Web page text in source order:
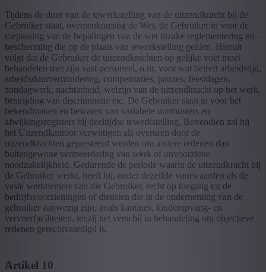
Tijdens de duur van de tewerkstelling van de uitzendkracht bij de
Gebruiker staat, overeenkomstig de Wet, de Gebruiker in voor de
toepassing van de bepalingen van de wet inzake reglementering en -
bescherming die op de plaats van tewerkstelling gelden. Hieruit
volgt dat de Gebruiker de uitzendkrachten op gelijke voet moet
behandelen met zijn vast personeel, o.m. voor wat betreft arbeidstijd,
arbeidsduurvermindering, compensaties, pauzes, feestdagen,
zondagwerk, nachtarbeid, welzijn van de uitzendkracht op het werk,
bestrijding van discriminatie etc. De Gebruiker staat in voor het
bekendmaken en bewaren van variabele uurroosters en
afwijkingsregisters bij deeltijdse tewerkstelling. Bovendien zal hij
het Uitzendkantoor verwittigen als overuren door de
uitzendkrachten gepresteerd werden om andere redenen dan
buitengewone vermeerdering van werk of onvoorziene
noodzakelijkheid. Gedurende de periode waarin de uitzendkracht bij
de Gebruiker werkt, heeft hij, onder dezelfde voorwaarden als de
vaste werknemers van die Gebruiker, recht op toegang tot de
bedrijfsvoorzieningen of diensten die in de onderneming van de
gebruiker aanwezig zijn, zoals kantines, kinderopvang- en
vervoerfaciliteiten, tenzij het verschil in behandeling om objectieve
redenen gerechtvaardigd is.
Artikel 10